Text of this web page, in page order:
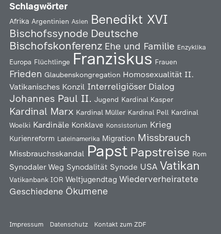
Schlagwörter
Afrika Argentinien Asien Benedikt XVI
Bischofssynode Deutsche
Bischofskonferenz Ehe und Familie Enzyklika
Europa Flüchtlinge Franziskus Frauen
Frieden Glaubenskongregation Homosexualität II.
Vatikanisches Konzil Interreligiöser Dialog
Johannes Paul II. Jugend Kardinal Kasper
Kardinal Marx Kardinal Müller Kardinal Pell Kardinal
Woelki Kardinäle Konklave Konsistorium Krieg
Kurienreform Lateinamerika Migration Missbrauch
Missbrauchsskandal Papst Papstreise Rom
Synodaler Weg Synodalität Synode USA Vatikan
Vatikanbank IOR Weltjugendtag Wiederverheiratete
Geschiedene Ökumene
Impressum Datenschutz Kontakt zum ZDF